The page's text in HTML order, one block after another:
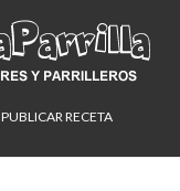
PUBLICAR RECETA